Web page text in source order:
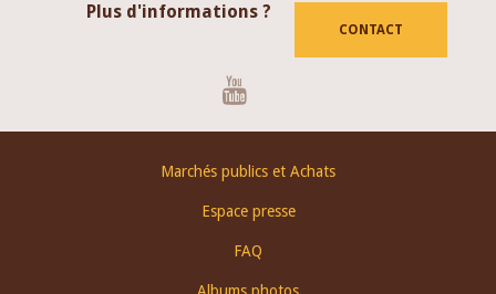
Plus d'informations ?
CONTACT
Marchés publics et Achats
Espace presse
FAQ